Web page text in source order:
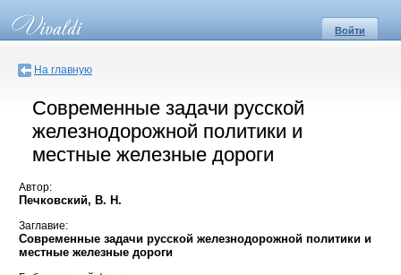
Войти
На главную
Современные задачи русской
железнодорожной политики и
местные железные дороги
Автор:
Печковский, В. Н.
Заглавие:
Современные задачи русской железнодорожной политики и
местные железные дороги